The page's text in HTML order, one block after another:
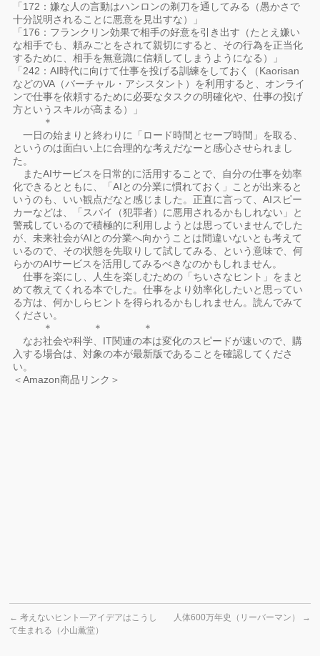
「172：嫌な人の言動はハンロンの剃刀を通してみる（愚かさで
十分説明されることに悪意を見出すな）」
「176：フランクリン効果で相手の好意を引き出す（たとえ嫌い
な相手でも、頼みごとをされて親切にすると、その行為を正当化
するために、相手を無意識に信頼してしまうようになる）」
「242：AI時代に向けて仕事を投げる訓練をしておく（Kaorisan
などのVA（バーチャル・アシスタント）を利用すると、オンライ
ンで仕事を依頼するために必要なタスクの明確化や、仕事の投げ
方というスキルが高まる）」
＊
一日の始まりと終わりに「ロード時間とセーブ時間」を取る、
というのは面白い上に合理的な考えだなーと感心させられまし
た。
またAIサービスを日常的に活用することで、自分の仕事を効率
化できるとともに、「AIとの分業に慣れておく」ことが出来ると
いうのも、いい観点だなと感じました。正直に言って、AIスピー
カーなどは、「スパイ（犯罪者）に悪用されるかもしれない」と
警戒しているので積極的に利用しようとは思っていませんでした
が、未来社会がAIとの分業へ向かうことは間違いないとも考えて
いるので、その状態を先取りして試してみる、という意味で、何
らかのAIサービスを活用してみるべきなのかもしれません。
仕事を楽にし、人生を楽しむための「ちいさなヒント」をまと
めて教えてくれる本でした。仕事をより効率化したいと思ってい
る方は、何かしらヒントを得られるかもしれません。読んでみて
ください。
＊ ＊ ＊
なお社会や科学、IT関連の本は変化のスピードが速いので、購
入する場合は、対象の本が最新版であることを確認してくださ
い。
＜Amazon商品リンク＞
← 考えないヒント―アイデアはこうし
て生まれる（小山薫堂）
人体600万年史（リーバーマン） →